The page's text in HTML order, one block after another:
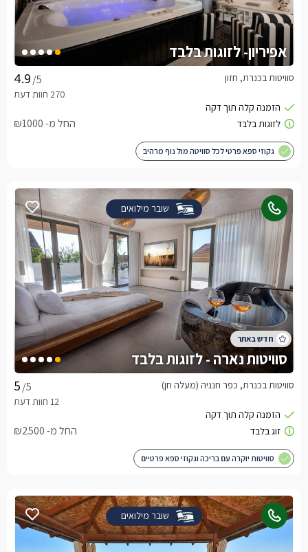
אפיריון- לזוגות בלבד
/5 סוויטות בכנרת, חזון
החל מ- ₪1000
גקוזי ספא פרטי לכל סוויטה מול נוף מרהיב
שובר מילואים
סוויטות נארה - לזוגות בלבד
/5 סוויטות בכנרת, כפר חנניה (מעלה חן)
החל מ- ₪2500
סוויטות יוקרה עם בריכה וגקוזי ספא פרטיים
שובר מילואים